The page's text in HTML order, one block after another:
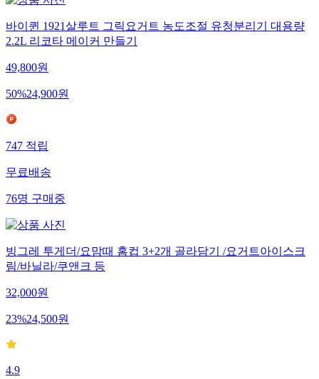
바이퀸 1921살루트 그릭요거트 농도조절 유청분리기 대용량
2.2L 리코타 메이커 만들기
49,800원
50%24,900원
747 적립
무료배송
76명 구매중
빙그레 투게더/요맘때 홈컵 3+2개 골라담기 /요거트아이스크
림/바닐라/쿠앤크 등
32,000원
23%24,500원
4.9